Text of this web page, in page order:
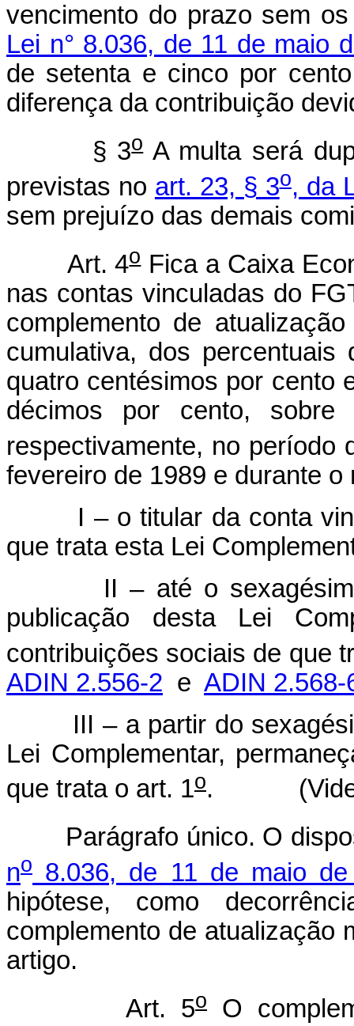
vencimento do prazo sem
Lei n° 8.036, de 11 de maio
de setenta e cinco por
diferença da contribuição
§ 3oA multa será
previstas no art. 23, § 3o, da
sem prejuízo das demais
Art. 4oFica a Caixa
nas contas vinculadas do
complemento de
cumulativa, dos
quatro centésimos por cento
décimos por cento,
respectivamente, no período
fevereiro de 1989 e durante
I – o titular da conta
que trata esta Lei
II – até o sexagésimo
publicação desta Lei
contribuições sociais de que
ADIN 2.556-2 e ADIN 2.568-
III – a partir do
Lei Complementar,
que trata o art. 1o.
Parágrafo único. O
no 8.036, de 11 de maio
hipótese, como
complemento de atualização
artigo.
Art. 5o
O